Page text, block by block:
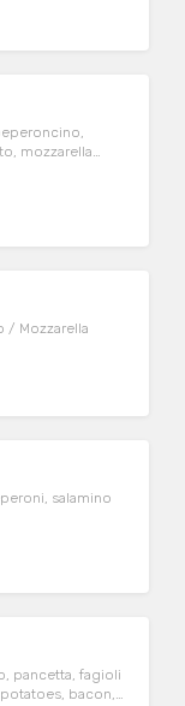
mozzarella
oil
/ Mozzarella
salamino
bacon,